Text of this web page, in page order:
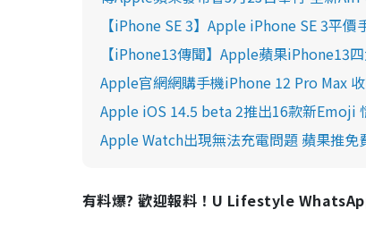
【iPhone SE 3】Apple iPhone SE 3平
【iPhone13傳聞】Apple蘋果iPhone13
Apple官網網購手機iPhone 12 Pro Max
Apple iOS 14.5 beta 2推出16款新Emoji
Apple Watch出現無法充電問題 蘋果推
有料爆? 歡迎報料！U Lifestyle